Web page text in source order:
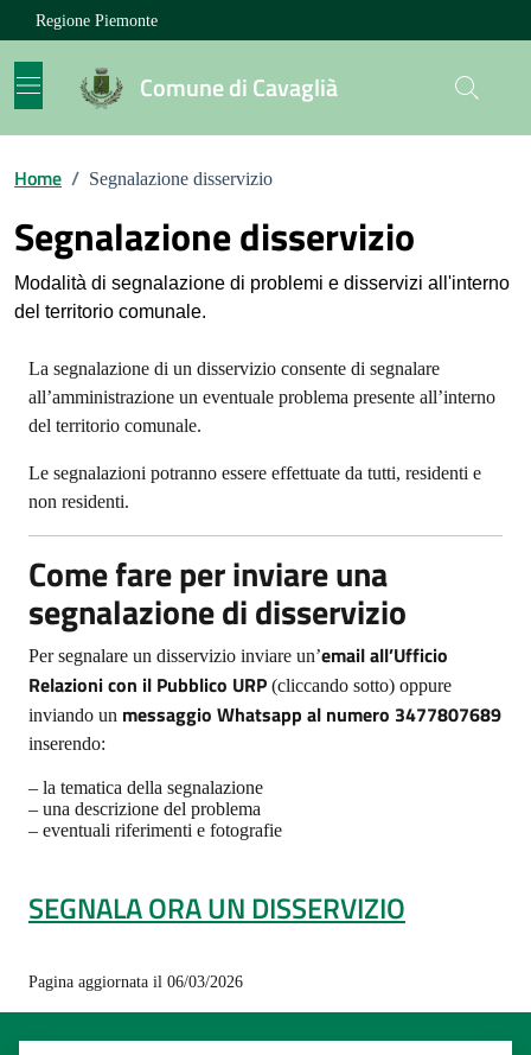
Vai ai contenuti
Vai al footer
Regione Piemonte
Comune di Cavaglià
Home / Segnalazione disservizio
Segnalazione disservizio
Modalità di segnalazione di problemi e disservizi all'interno
del territorio comunale.
La segnalazione di un disservizio consente di segnalare
all’amministrazione un eventuale problema presente all’interno
del territorio comunale.
Le segnalazioni potranno essere effettuate da tutti, residenti e
non residenti.
Come fare per inviare una
segnalazione di disservizio
Per segnalare un disservizio inviare un’email all’Ufficio
Relazioni con il Pubblico URP (cliccando sotto) oppure
inviando un messaggio Whatsapp al numero 3477807689
inserendo:
– la tematica della segnalazione
– una descrizione del problema
– eventuali riferimenti e fotografie
SEGNALA ORA UN DISSERVIZIO
Pagina aggiornata il 06/03/2026